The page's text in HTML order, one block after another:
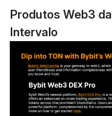
Produtos Web3
Intervalo